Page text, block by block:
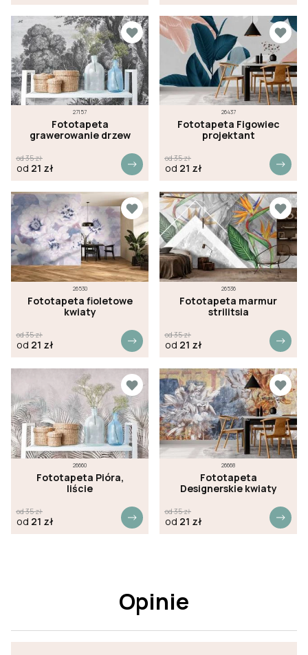
27157
Fototapeta
grawerowanie drzew
od35zł
od 21 zł
26437
Fototapeta Figowiec
projektant
od35zł
od 21 zł
26530
Fototapeta fioletowe
kwiaty
od35zł
od 21 zł
26536
Fototapeta marmur
strilitsia
od35zł
od 21 zł
26660
Fototapeta Pióra,
liście
od35zł
od 21 zł
26668
Fototapeta
Designerskie kwiaty
od35zł
od 21 zł
Opinie